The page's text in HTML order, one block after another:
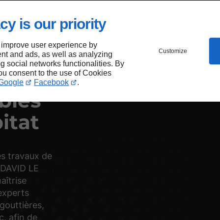
is our priority
user experience by
and ads, as well as analyzing
social networks functionalities. By
consent to the use of Cookies
Facebook .
Customize
travaux de
LE
afin de